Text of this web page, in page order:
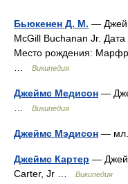
Бьюкенен Д. М. —
McGill Buchanan Jr.
Место рождения:
Википедия
Джеймс Медисон —
Википедия
Джеймс Мэдисон — мл.
Джеймс Картер —
Carter, Jr …
Википедия